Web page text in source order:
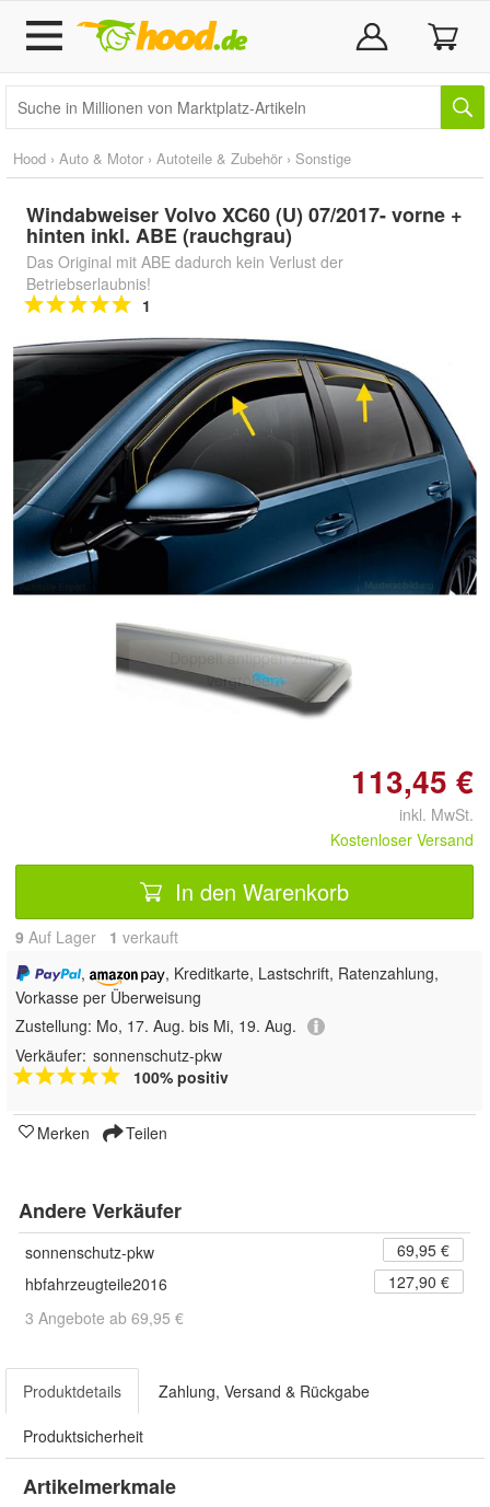
Hood › Auto & Motor › Autoteile & Zubehör › Sonstige
Windabweiser Volvo XC60 (U) 07/2017- vorne +
hinten inkl. ABE (rauchgrau)
Das Original mit ABE dadurch kein Verlust der
Betriebserlaubnis!
1
Doppelt antippen zum
vergrößern
113,45 €
inkl. MwSt.
Kostenloser Versand
In den Warenkorb
9 Auf Lager 1 verkauft
,
, Kreditkarte, Lastschrift, Ratenzahlung,
Vorkasse per Überweisung
Zustellung: Mo, 17. Aug. bis Mi, 19. Aug.
Verkäufer: sonnenschutz-pkw
100% positiv
Merken Teilen
Andere Verkäufer
sonnenschutz-pkw
69,95 €
hbfahrzeugteile2016
127,90 €
3 Angebote ab 69,95 €
Produktdetails Zahlung, Versand & Rückgabe
Produktsicherheit
Artikelmerkmale